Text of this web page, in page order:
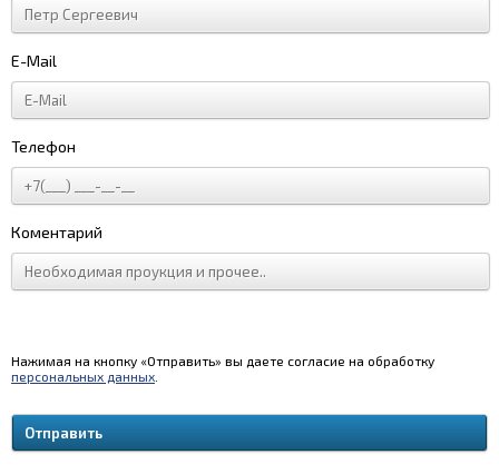
E-Mail
Телефон
Коментарий
Нажимая на кнопку «Отправить» вы даете согласие на обработку
персональных данных